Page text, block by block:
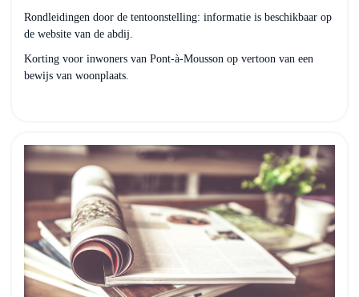
Rondleidingen door de tentoonstelling: informatie is beschikbaar op
de website van de abdij.
Korting voor inwoners van Pont-à-Mousson op vertoon van een
bewijs van woonplaats.